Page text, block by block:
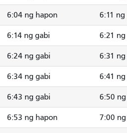
6:04 ng hapon 6:11 ng
6:14 ng gabi 6:21
6:24 ng gabi 6:31
6:34 ng gabi 6:41
6:43 ng gabi 6:50
6:53 ng hapon 7:00